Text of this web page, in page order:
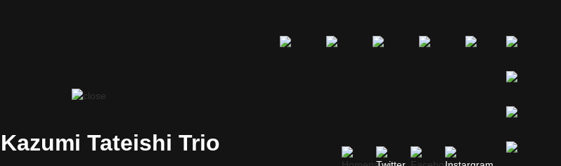
Kazumi Tateishi Trio